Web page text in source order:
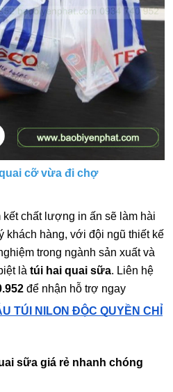
cỡ vừa đi chợ
kết chất lượng in ấn sẽ làm hài
khách hàng, với đội ngũ thiết kế
trong ngành sản xuất và
là túi hai quai sữa. Liên hệ
để nhận hỗ trợ ngay
TÚI NILON ĐỘC QUYỀN CHỈ
sữa giá rẻ nhanh chóng